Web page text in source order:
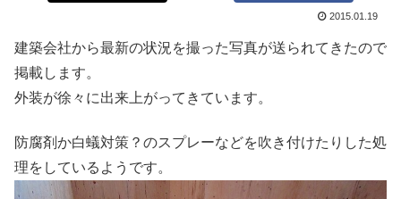
2015.01.19
建築会社から最新の状況を撮った写真が送られてきたので
掲載します。
外装が徐々に出来上がってきています。
防腐剤か白蟻対策？のスプレーなどを吹き付けたりした処
理をしているようです。